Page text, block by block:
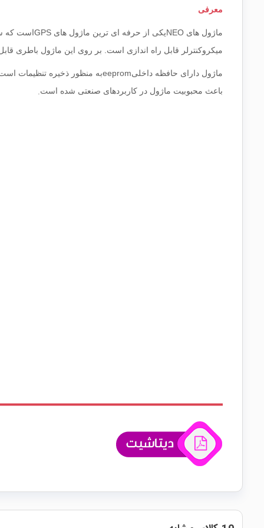
معرفی
ماژول های NEOیکی از حرفه ای ترین ماژول های GPSاست که
میکروکنترلر قابل راه اندازی است. بر روی این ماژول باطری
ماژول دارای حافظه داخلیeepromبه منظور ذخیره تنظیمات
باعث محبوبیت ماژول در کاربردهای صنعتی شده است.